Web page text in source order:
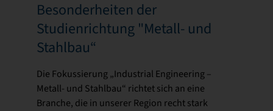
Besonderheiten der
Studienrichtung "Metall- und
Stahlbau“
Die Fokussierung „Industrial Engineering –
Metall- und Stahlbau“ richtet sich an eine
Branche, die in unserer Region recht stark